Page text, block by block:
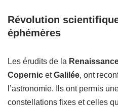
Révolution
éphémères
Les érudits de la
Copernic etGalilée, ont
l’astronomie. Ils ont permis
constellations fixes et celles